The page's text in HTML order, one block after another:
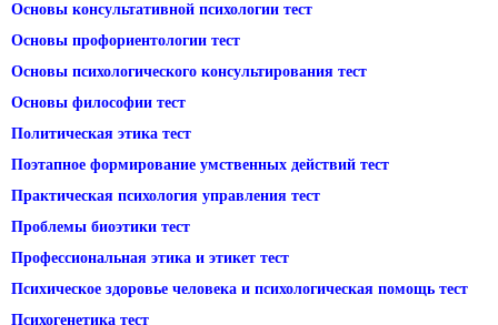
Основы консультативной психологии тест
Основы профориентологии тест
Основы психологического консультирования тест
Основы философии тест
Политическая этика тест
Поэтапное формирование умственных действий тест
Практическая психология управления тест
Проблемы биоэтики тест
Профессиональная этика и этикет тест
Психическое здоровье человека и психологическая помощь тест
Психогенетика тест